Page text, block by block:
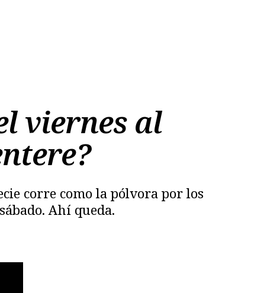
viernes al
corre como la pólvora por los
Ahí queda.